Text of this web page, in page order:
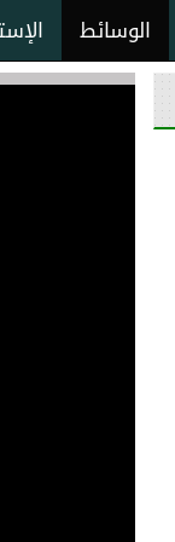
الوسائط